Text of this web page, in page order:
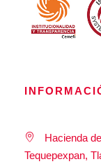
Hacienda
Tequepexpan,